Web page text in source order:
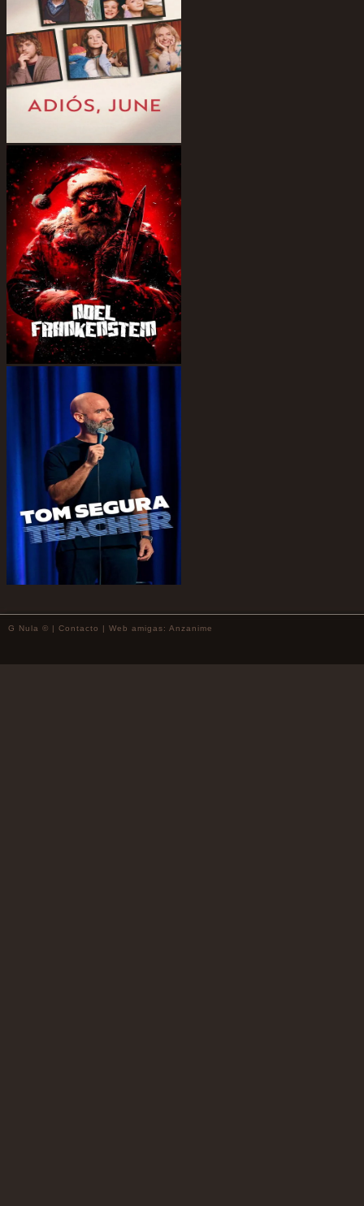
G Nula © | Contacto | Web amigas: Anzanime